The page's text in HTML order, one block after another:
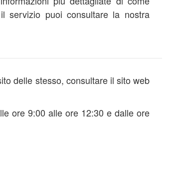
puoi consultare la nostra
delle stesso, consultare il sito web
ore 9:00 alle ore 12:30 e dalle ore